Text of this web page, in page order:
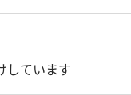
しています